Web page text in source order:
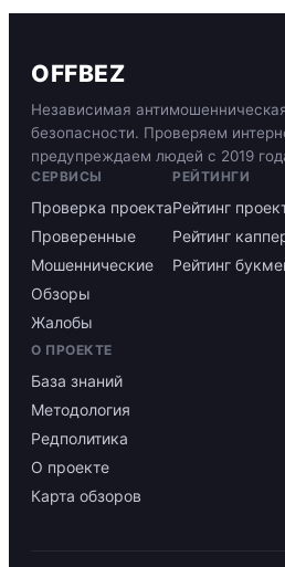
OFFBEZ
Независимая
безопасности. Проверяем
предупреждаем людей с 2019
СЕРВИСЫ
Проверка проекта
Проверенные
Мошеннические
Обзоры
Жалобы
РЕЙТИНГИ
Рейтинг
Рейтинг
Рейтинг
О ПРОЕКТЕ
База знаний
Методология
Редполитика
О проекте
Карта обзоров